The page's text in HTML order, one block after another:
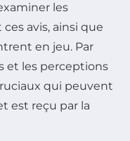
les
avis, ainsi que
en jeu. Par
et les perceptions
qui peuvent
est reçu par la